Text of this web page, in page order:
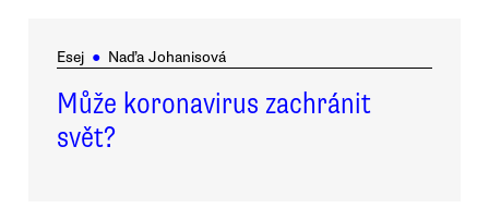
Esej ● Naďa Johanisová
Může koronavirus zachránit
svět?